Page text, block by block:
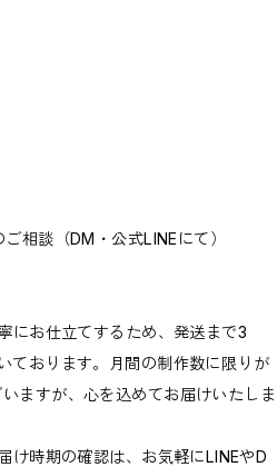
相談（DM・公式LINEにて）
にお仕立てするため、発送まで3
ております。月間の制作数に限りが
ますが、心を込めてお届けいたしま
時期の確認は、お気軽にLINEやD